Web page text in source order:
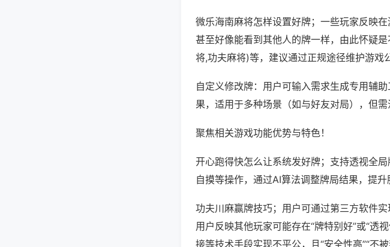
微乐海南麻将怎样设置好牌；一些玩家反映
甚至好像能看到其他人的牌一样，由此怀疑
将,功夫麻将)等，建议通过正规途径维护游戏
自定义修改牌：用户可输入需求生成专用辅
果，适用于多种场景（如与好友对局），但
聚焦相关游戏功能优势与特色！
开心跑得快怎么让系统发好牌；支持透视全
自摸等操作，通过AI算法调整牌局结果，提升
功夫川麻赢牌技巧；用户可通过第三方软件实
用户反映其他玩家可能存在“牌特别好”或“透
接等技术手段实现不平公，且“安全性高”“不被